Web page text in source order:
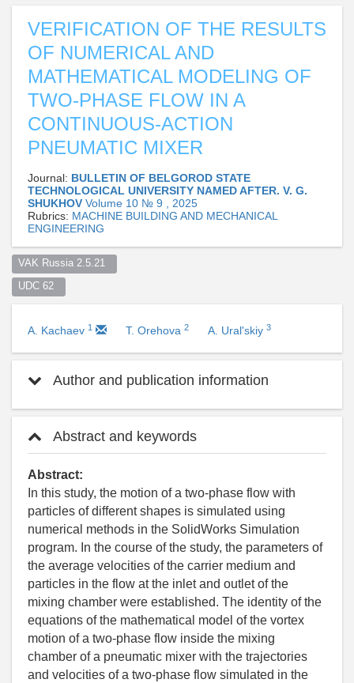
VERIFICATION OF THE RESULTS
OF NUMERICAL AND
MATHEMATICAL MODELING OF
TWO-PHASE FLOW IN A
CONTINUOUS-ACTION
PNEUMATIC MIXER
Journal: BULLETIN OF BELGOROD STATE
TECHNOLOGICAL UNIVERSITY NAMED AFTER. V. G.
SHUKHOV Volume 10 № 9 , 2025
Rubrics: MACHINE BUILDING AND MECHANICAL
ENGINEERING
VAK Russia 2.5.21
UDC 62
A. Kachaev 1 T. Orehova 2 A. Ural'skiy 3
Author and publication information
Abstract and keywords
Abstract:
In this study, the motion of a two-phase flow with
particles of different shapes is simulated using
numerical methods in the SolidWorks Simulation
program. In the course of the study, the parameters of
the average velocities of the carrier medium and
particles in the flow at the inlet and outlet of the
mixing chamber were established. The identity of the
equations of the mathematical model of the vortex
motion of a two-phase flow inside the mixing
chamber of a pneumatic mixer with the trajectories
and velocities of a two-phase flow simulated in the